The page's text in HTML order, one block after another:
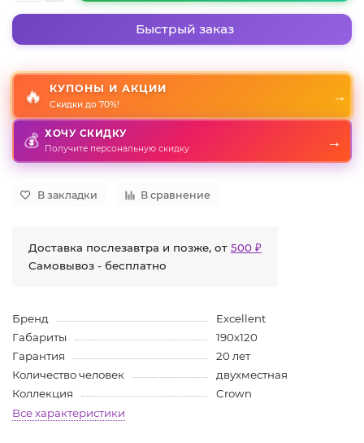
Быстрый заказ
🔥 КУПОНЫ И АКЦИИ
Скидки до 70%!
→
💰 ХОЧУ СКИДКУ
Получите персональную скидку →
В закладки В сравнение
Доставка послезавтра и позже, от 500 ₽
Самовывоз - бесплатно
Бренд
Excellent
Габариты
190х120
Гарантия
20 лет
Количество человек
двухместная
Коллекция
Crown
Все характеристики